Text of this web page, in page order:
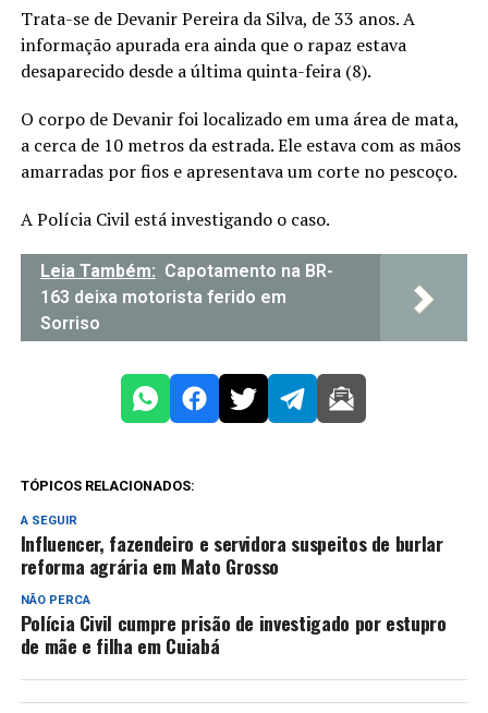
Trata-se de Devanir Pereira da Silva, de 33 anos. A
informação apurada era ainda que o rapaz estava
desaparecido desde a última quinta-feira (8).
O corpo de Devanir foi localizado em uma área de mata,
a cerca de 10 metros da estrada. Ele estava com as mãos
amarradas por fios e apresentava um corte no pescoço.
A Polícia Civil está investigando o caso.
Leia Também: Capotamento na BR-
163 deixa motorista ferido em
Sorriso
TÓPICOS RELACIONADOS:
A SEGUIR
Influencer, fazendeiro e servidora suspeitos de burlar
reforma agrária em Mato Grosso
NÃO PERCA
Polícia Civil cumpre prisão de investigado por estupro
de mãe e filha em Cuiabá